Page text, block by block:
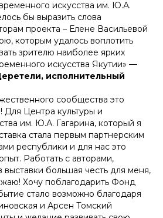
искусства им. Ю.А.
бы выразить слова
проекта – Елене Васильевой
которым удалось воплотить
зрителю наиболее ярких
искусства Якутии» —
исполнительный
сообщества это
Для Центра культуры и
им. Ю.А. Гагарина, который я
стала первым партнерским
республики и для нас это
Работать с авторами,
большая честь для меня,
Хочу поблагодарить Фонд
стало возможно благодаря
и Арсен Томский